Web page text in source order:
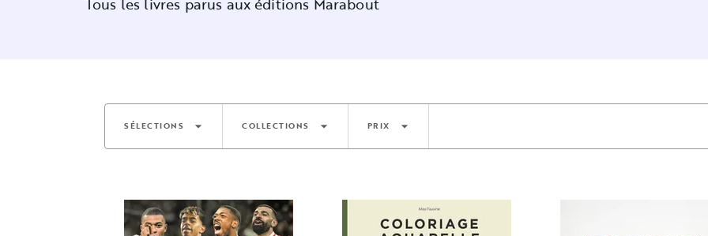
Tous les livres parus aux éditions Marabout
SÉLECTIONS arrow_drop_down COLLECTIONS arrow_drop_down PRIX arrow_drop_down